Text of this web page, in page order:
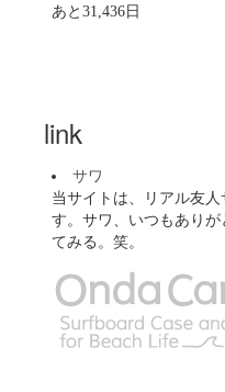
あと31,436日
link
サワ
当サイトは、リアル友
す。サワ、いつもあり
てみる。笑。